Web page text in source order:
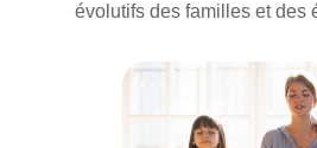
évolutifs des familles et des